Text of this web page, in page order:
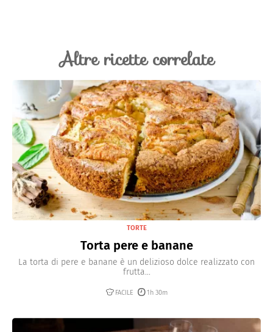
Altre ricette correlate
TORTE
Torta pere e banane
La torta di pere e banane è un delizioso dolce realizzato con
frutta...
FACILE 1h 30m